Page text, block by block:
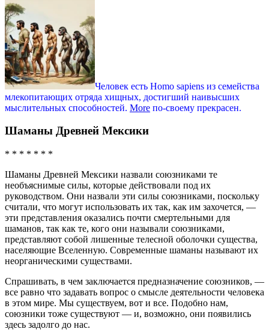
Человек есть Homo sapiens из семейства
млекопитающих отряда хищных, достигший наивысших
мыслительных способностей. More по-своему прекрасен.
Шаманы Древней Мексики
* * * * * * *
Шаманы Древней Мексики назвали союзниками те
необъяснимые силы, которые действовали под их
руководством. Они назвали эти силы союзниками, поскольку
считали, что могут использовать их так, как им захочется, —
эти представления оказались почти смертельными для
шаманов, так как те, кого они называли союзниками,
представляют собой лишенные телесной оболочки существа,
населяющие Вселенную. Современные шаманы называют их
неорганическими существами.
Спрашивать, в чем заключается предназначение союзников, —
все равно что задавать вопрос о смысле деятельности человека
в этом мире. Мы существуем, вот и все. Подобно нам,
союзники тоже существуют — и, возможно, они появились
здесь задолго до нас.